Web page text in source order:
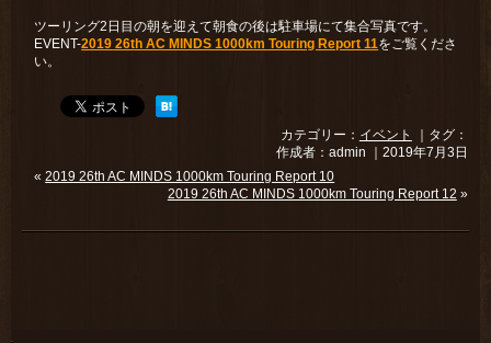
ツーリング2日目の朝を迎えて朝食の後は駐車場にて集合写真です。
EVENT-2019 26th AC MINDS 1000km Touring Report 11をご覧くださ
い。
カテゴリー： イベント
｜タグ：
作成者：admin ｜2019年7月3日
«2019 26th AC MINDS 1000km Touring Report 10
2019 26th AC MINDS 1000km Touring Report 12 »